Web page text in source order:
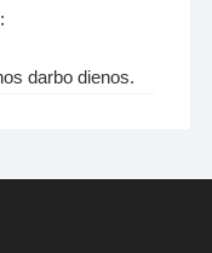
darbo dienos.